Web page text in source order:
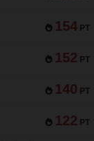
154 PT
152 PT
140 PT
122 PT